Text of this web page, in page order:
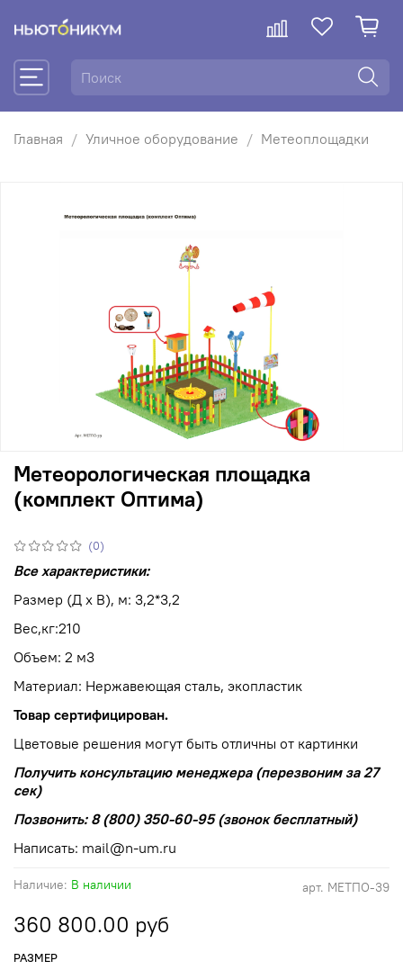
Главная Уличное оборудование Метеоплощадки
(0)
арт. МЕТПО-39
Наличие: В наличии
Метеорологическая площадка
(комплект Оптима)
360 800.00 руб
РАЗМЕР
Все характеристики:
Размер (Д х В), м: 3,2*3,2
Вес,кг:210
Объем: 2 м3
Материал: Нержавеющая сталь, экопластик
Товар сертифицирован.
Цветовые решения могут быть отличны от картинки
Получить консультацию менеджера (перезвоним за 27
сек)
Позвонить: 8 (800) 350-60-95 (звонок бесплатный)
Написать: mail@n-um.ru